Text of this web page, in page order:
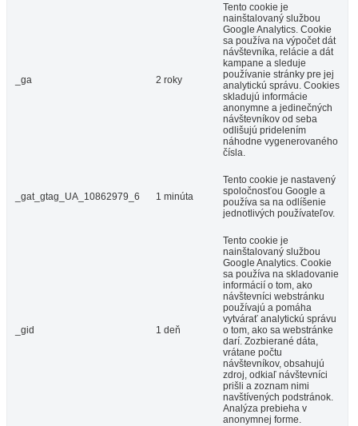
_ga 2 roky
Tento cookie je
nainštalovaný službou
Google Analytics. Cookie
sa používa na výpočet dát
návštevníka, relácie a dát
kampane a sleduje
používanie stránky pre jej
analytickú správu. Cookies
skladujú informácie
anonymne a jedinečných
návštevníkov od seba
odlišujú pridelením
náhodne vygenerovaného
čísla.
_gat_gtag_UA_10862979_6 1 minúta
Tento cookie je nastavený
spoločnosťou Google a
používa sa na odlíšenie
jednotlivých používateľov.
_gid 1 deň
Tento cookie je
nainštalovaný službou
Google Analytics. Cookie
sa používa na skladovanie
informácií o tom, ako
návštevníci webstránku
používajú a pomáha
vytvárať analytickú správu
o tom, ako sa webstránke
darí. Zozbierané dáta,
vrátane počtu
návštevníkov, obsahujú
zdroj, odkiaľ návštevníci
prišli a zoznam nimi
navštívených podstránok.
Analýza prebieha v
anonymnej forme.